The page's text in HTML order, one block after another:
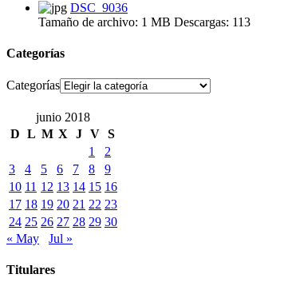
DSC_9036
Tamaño de archivo: 1 MB Descargas: 113
Categorías
Categorías
junio 2018
D L M X J V S
1
2
3
4 5 6 7 8
9
10 11 12 13 14 15 16
17 18 19 20 21 22 23
24 25 26 27 28 29 30
« May
Jul »
Titulares